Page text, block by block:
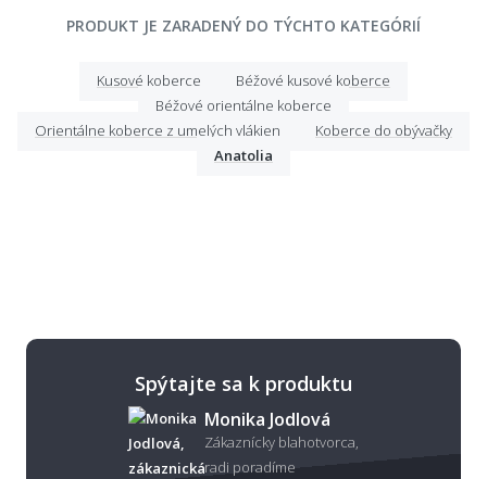
PRODUKT JE ZARADENÝ DO TÝCHTO KATEGÓRIÍ
Kusové koberce
Béžové kusové koberce
Béžové orientálne koberce
Orientálne koberce z umelých vlákien
Koberce do obývačky
Anatolia
Spýtajte sa k produktu
Monika Jodlová
Zákaznícky blahotvorca,
radi poradíme